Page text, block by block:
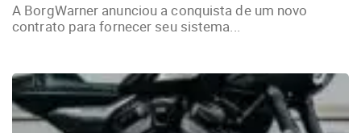
A BorgWarner anunciou a conquista de um novo
contrato para fornecer seu sistema...